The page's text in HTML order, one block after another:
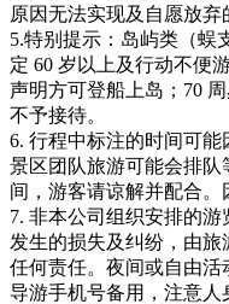
原因无法实现及自愿放弃
5.特别提示：岛屿类（蜈
定 60 岁以上及行动不便
声明方可登船上岛；70
不予接待。
6. 行程中标注的时间可
景区团队旅游可能会排
间，游客请谅解并配合。
7. 非本公司组织安排的
发生的损失及纠纷，由
任何责任。夜间或自由
导游手机号备用，注意